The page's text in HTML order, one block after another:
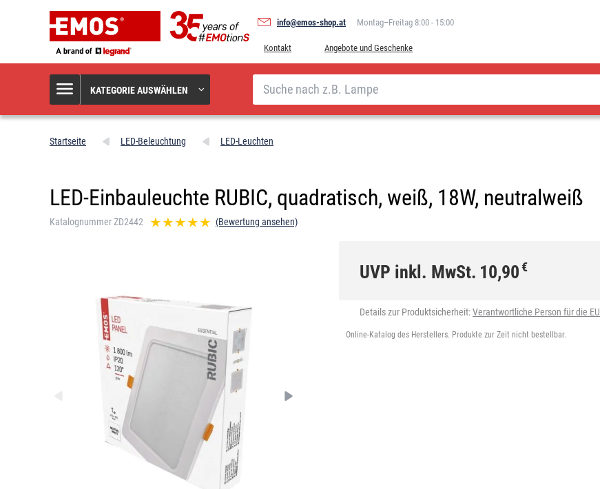
info@emos-shop.at Montag–Freitag 8:00 - 15:00
Kontakt Angebote und Geschenke
KATEGORIE AUSWÄHLEN
Suche
Startseite LED-Beleuchtung LED-Leuchten
LED-Einbauleuchte RUBIC, quadratisch, weiß, 18W, neutralweiß
Katalognummer ZD2442 (Bewertung ansehen)
UVP inkl. MwSt. 10,90€
Details zur Produktsicherheit:Verantwortliche Person für die EU
Online-Katalog des Herstellers. Produkte zur Zeit nicht bestellbar.